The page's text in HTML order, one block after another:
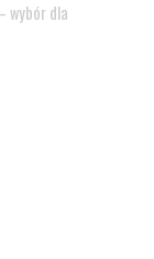
wybór dla